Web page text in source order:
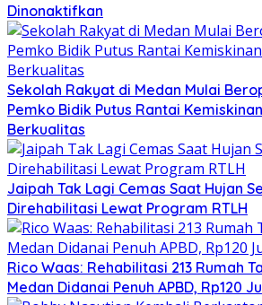
Dinonaktifkan
Sekolah Rakyat di Medan Mulai
Pemko Bidik Putus Rantai
Berkualitas
Jaipah Tak Lagi Cemas Saat Hujan
Direhabilitasi Lewat Program RTLH
Rico Waas: Rehabilitasi 213 Rumah
Medan Didanai Penuh APBD, Rp120